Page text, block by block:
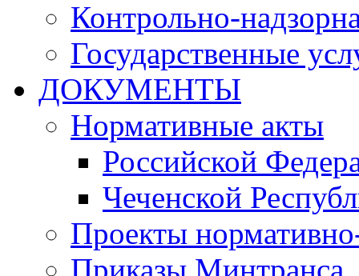
Контрольно-
Государственные
ДОКУМЕНТЫ
Нормативные акты
Российской
Чеченской
Проекты
Приказы Минтранса